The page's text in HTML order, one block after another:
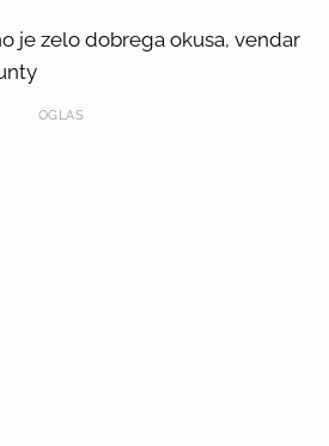
je zelo dobrega okusa, vendar
OGLAS